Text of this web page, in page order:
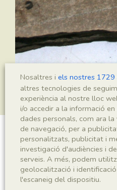
Teleostei
Sigla
Nosaltres i els nostres 1729
altres tecnologies de
experiència al nostre lloc
i/o accedir a la informació
dades personals, com ara
de navegació, per a
personalitzats, publicitat i
investigació d'audiències i
serveis. A més, podem
geolocalització i
l'escaneig del dispositiu.